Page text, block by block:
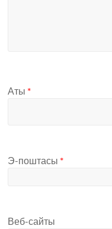
Аты *
Э-поштасы *
Веб-сайты